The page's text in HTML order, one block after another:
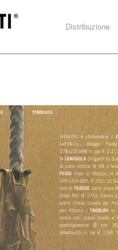
Distribuzione